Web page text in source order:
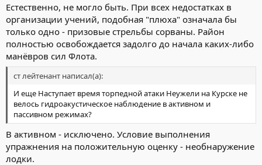
Естественно, не могло быть. При всех недостатках в
организации учений, подобная "плюха" означала бы
только одно - призовые стрельбы сорваны. Район
полностью освобождается задолго до начала каких-либо
манёвров сил Флота.
ст лейтенант написал(а):
И еще Наступает время торпедной атаки Неужели на Курске не
велось гидроакустическое наблюдение в активном и
пассивном режимах?
В активном - исключено. Условие выполнения
упражнения на положительную оценку - необнаружение
лодки.